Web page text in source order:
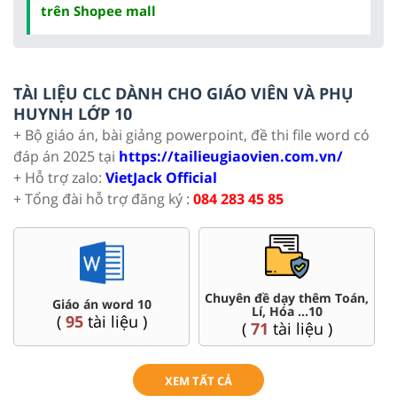
trên Shopee mall
TÀI LIỆU CLC DÀNH CHO GIÁO VIÊN VÀ PHỤ
HUYNH LỚP 10
+ Bộ giáo án, bài giảng powerpoint, đề thi file word có
đáp án 2025 tại https://tailieugiaovien.com.vn/
+ Hỗ trợ zalo: VietJack Official
+ Tổng đài hỗ trợ đăng ký : 084 283 45 85
Chuyên đề dạy thêm Toán,
Lí, Hóa ...10
(71tài liệu )
Đề thi HSG 10
(8tài liệu )
XEM TẤT CẢ